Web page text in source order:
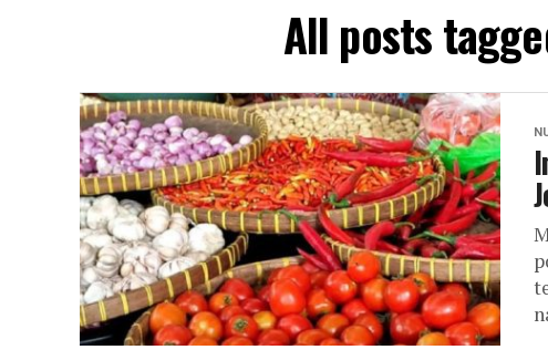
All posts